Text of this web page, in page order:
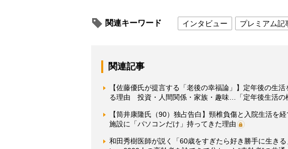
関連キーワード インタビュー プレミアム記
関連記事
【佐藤優氏が提言する「老後の幸福論」】定年後の生
る理由 投資・人間関係・家族・趣味…「定年後生活の
【筒井康隆氏（90）独占告白】頸椎負傷と入院生活を
施設に「パソコンだけ」持ってきた理由
和田秀樹医師が説く「60歳をすぎたら好き勝手に生き